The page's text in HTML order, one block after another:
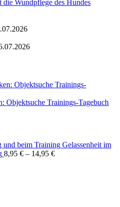
Wundpflege des Hundes
Objektsuche Trainings-Tagebuch
Gelassenheit im
8,95 € – 14,95 €